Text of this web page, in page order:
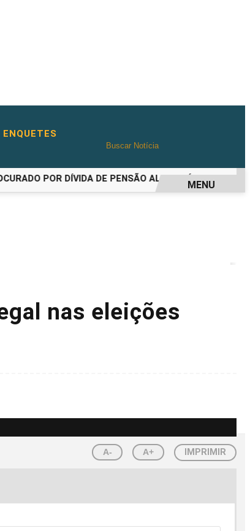
ENQUETES
POR DÍVIDA DE PENSÃO ALIMENTÍCIA
MENU
nas eleições
A- A+ IMPRIMIR